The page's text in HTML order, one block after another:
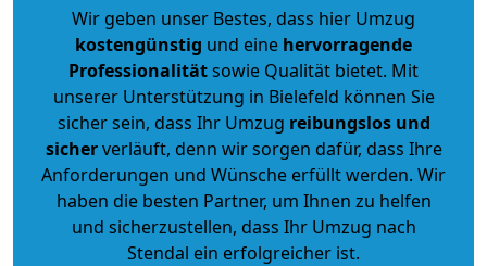
Wir geben unser Bestes, dass hier Umzug
kostengünstig und eine hervorragende
Professionalitätsowie Qualität bietet. Mit
unserer Unterstützung in Bielefeld können Sie
sicher sein, dass Ihr Umzug reibungslos und
sicherverläuft, denn wir sorgen dafür, dass Ihre
Anforderungen und Wünsche erfüllt werden. Wir
haben die besten Partner, um Ihnen zu helfen
und sicherzustellen, dass Ihr Umzug nach
Stendal ein erfolgreicher ist.